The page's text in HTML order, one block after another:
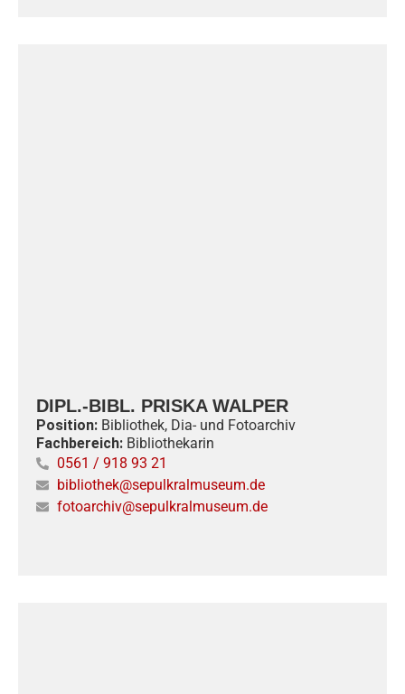
DIPL.-BIBL. PRISKA WALPER
Position: Bibliothek, Dia- und Fotoarchiv
Fachbereich: Bibliothekarin
0561 / 918 93 21
bibliothek@sepulkralmuseum.de
fotoarchiv@sepulkralmuseum.de